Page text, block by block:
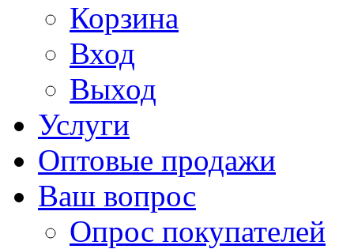
Корзина
Вход
Выход
Услуги
Оптовые продажи
Ваш вопрос
Опрос покупателей